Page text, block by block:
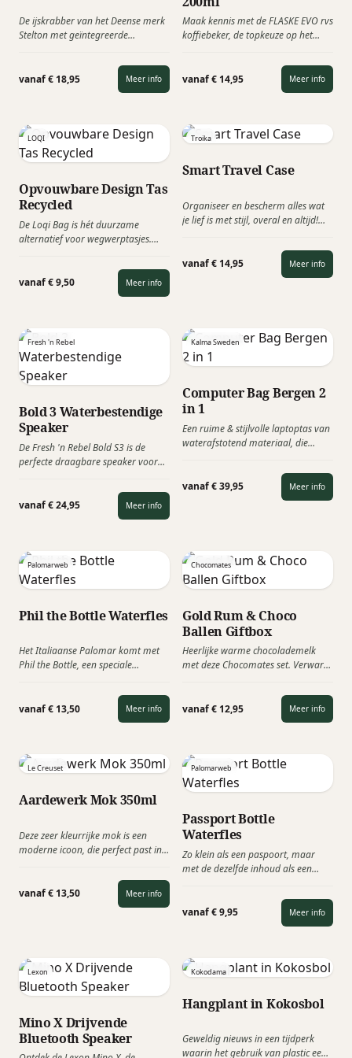
De ijskrabber van het Deense merk
Stelton met geïntegreerde
multifunctioneel en stijlvol
veiligheidsgereedschap voor in de
vanaf € 18,95 Meer info
Maak kennis met de FLASKE EVO rvs
koffiebeker, de topkeuze op het
dubbelwandige schroefdeksel blijft
je koffie tot 12 uur lang warm of
vanaf € 14,95 Meer info
LOQI
Opvouwbare Design Tas
Recycled
De Loqi Bag is hét duurzame
alternatief voor wegwerptasjes.
waterafstotend en verrassend sterk.
Deze stijlvolle tas draagt moeiteloos
tot 20 kg. Met de Loqi Bag geef je
duurzaamheid.
vanaf € 9,50 Meer info
Troika
Smart Travel Case
Organiseer en bescherm alles wat
je lief is met stijl, overal en altijd!
organizer van het Duitse Troika
hoeft u zich geen zorgen meer te
maken over de zakelijke
vanaf € 14,95 Meer info
Fresh 'n Rebel
Bold 3 Waterbestendige
Speaker
De Fresh 'n Rebel Bold S3 is de
perfecte draagbare speaker voor
waterbestendigheid hoef je je geen
zorgen te maken over een
regenbui. Deze trendy luidspreker
vanaf € 24,95 Meer info
Kalma Sweden
Computer Bag Bergen 2
in 1
Een ruime & stijlvolle laptoptas van
waterafstotend materiaal, die
gedragen kan worden. Perfect voor
een vlotte reis van en naar je werk,
of je nu de bus neemt, de fiets of
vanaf € 39,95 Meer info
Palomarweb
Phil the Bottle Waterfles
Het Italiaanse Palomar komt met
Phil the Bottle, een speciale
gratis aftappunten van een
bepaalde stad staan beschreven. De
drinkfonteinen bevinden zich in
vanaf € 13,50 Meer info
Chocomates
Gold Rum & Choco
Ballen Giftbox
Heerlijke warme chocolademelk
met deze Chocomates set. Verwarm
ingrediënten van de "Choco Mates
Box" aan toe en geniet van een
vanaf € 12,95 Meer info
Le Creuset
Aardewerk Mok 350ml
Deze zeer kleurrijke mok is een
moderne icoon, die perfect past in
Altijd handig een goed &
functioneel relatiegeschenk, die
krasbestendig is en eenvoudig te
vanaf € 13,50 Meer info
Palomarweb
Passport Bottle
Waterfles
Zo klein als een paspoort, maar
met de dezelfde inhoud als een
waterfles heb je altijd onderweg
water op zak! Iets wat zo in je
binnenzak van je jas past.
vanaf € 9,95 Meer info
Lexon
Mino X Drijvende
Bluetooth Speaker
Kokodama
Hangplant in Kokosbol
Geweldig nieuws in een tijdperk
waarin het gebruik van plastic een